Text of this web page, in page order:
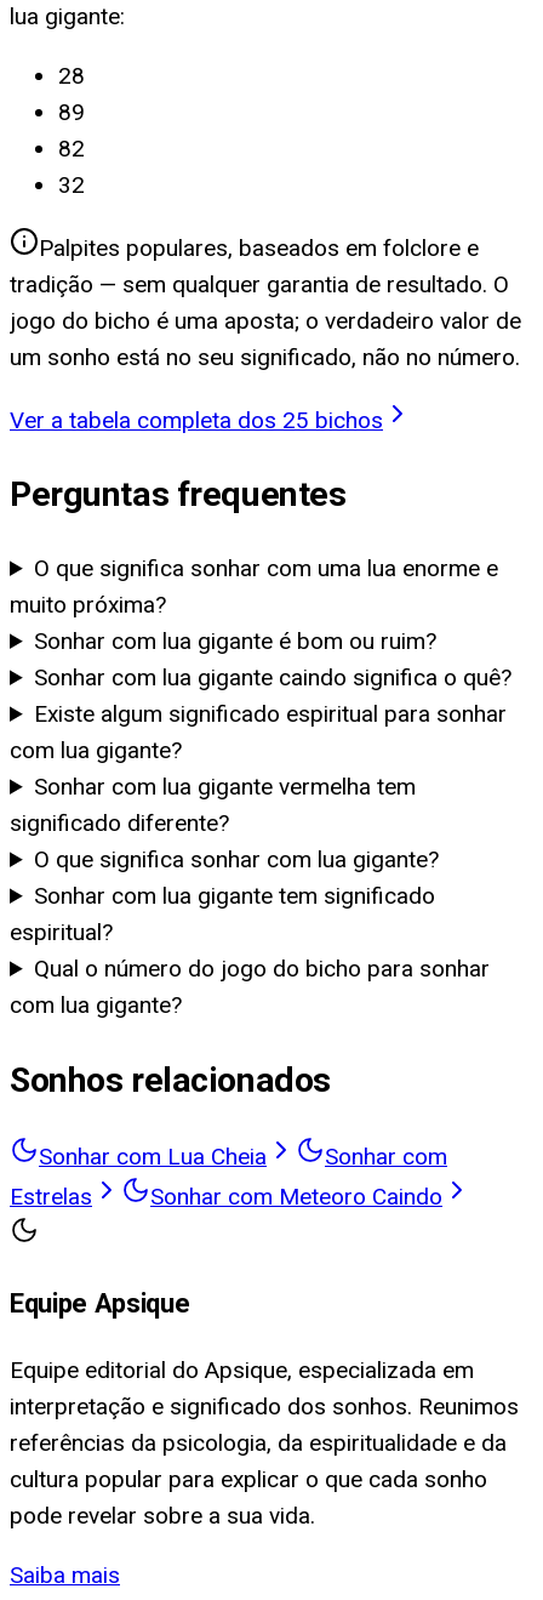
lua gigante:
28
89
82
32
Palpites populares, baseados em folclore e
tradição — sem qualquer garantia de resultado. O
jogo do bicho é uma aposta; o verdadeiro valor de
um sonho está no seu significado, não no número.
Ver a tabela completa dos 25 bichos
Perguntas frequentes
O que significa sonhar com uma lua enorme e
muito próxima?
Sonhar com lua gigante é bom ou ruim?
Sonhar com lua gigante caindo significa o quê?
Existe algum significado espiritual para sonhar
com lua gigante?
Sonhar com lua gigante vermelha tem
significado diferente?
O que significa sonhar com lua gigante?
Sonhar com lua gigante tem significado
espiritual?
Qual o número do jogo do bicho para sonhar
com lua gigante?
Sonhos relacionados
Sonhar com Lua Cheia
Sonhar com
Estrelas
Sonhar com Meteoro Caindo
Equipe Apsique
Equipe editorial do Apsique, especializada em
interpretação e significado dos sonhos. Reunimos
referências da psicologia, da espiritualidade e da
cultura popular para explicar o que cada sonho
pode revelar sobre a sua vida.
Saiba mais